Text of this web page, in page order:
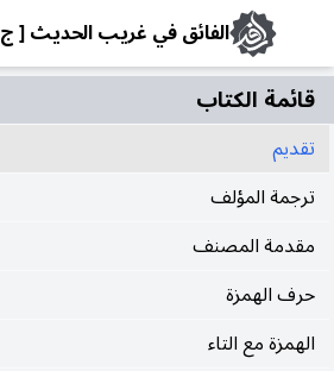
الفائق في غريب الحديث [ ج ١ ]
قائمة الکتاب
تقديم
ترجمة المؤلف
مقدمة المصنف
حرف الهمزة
الهمزة مع التاء